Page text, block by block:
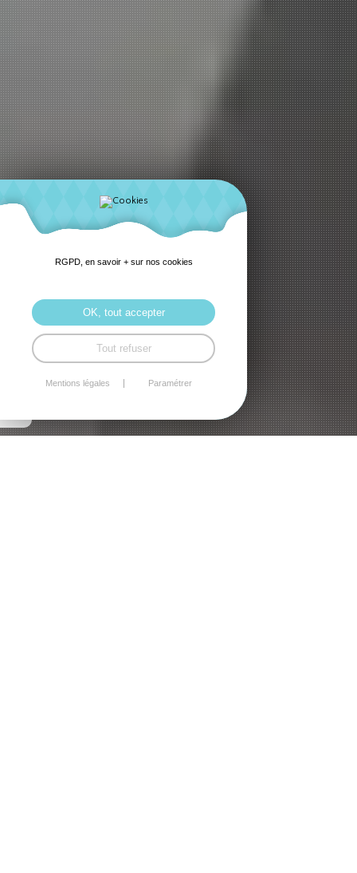
RGPD, en savoir + sur nos cookies
OK, tout accepter
Tout refuser
Mentions légales Paramétrer